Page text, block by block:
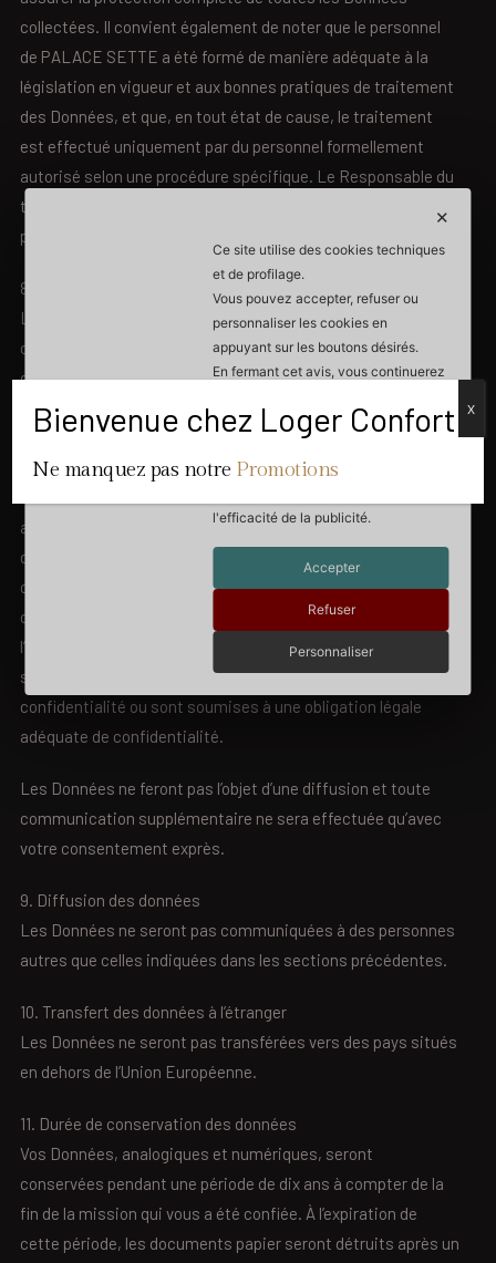
collectées. Il convient également de noter que le personnel
de PALACE SETTE a été formé de manière adéquate à la
législation en vigueur et aux bonnes pratiques de traitement
des Données, et que, en tout état de cause, le traitement
est effectué uniquement par du personnel formellement
autorisé selon une procédure spécifique. Le Responsable du
traitement ne procède à aucun profilage et sa politique ne
prévoit aucun processus décisionnel automatisé.
8. Communication des données
Les Données ne seront communiquées à des tiers que si
cela est nécessaire à la prestation du service ou imposé par
des obligations légales. En conséquence, les Données
pourront être communiquées à:
a. Sous-traitants externes et personnes habilitées
mentionnés au point 2;
accéder aux Données en vertu de lois ou d’autres
dispositions réglementaires;
c. Personnes autorisées par le Responsable du traitement
conformément à l’article 29 du Règlement, nécessaires à
l’exécution d’activités strictement liées à la prestation des
services demandés, et qui se sont engagées à respecter la
confidentialité ou sont soumises à une obligation légale
adéquate de confidentialité.
Les Données ne feront pas l’objet d’une diffusion et toute
communication supplémentaire ne sera effectuée qu’avec
votre consentement exprès.
9. Diffusion des données
Les Données ne seront pas communiquées à des personnes
autres que celles indiquées dans les sections précédentes.
10. Transfert des données à l’étranger
Les Données ne seront pas transférées vers des pays situés
en dehors de l’Union Européenne.
11. Durée de conservation des données
Vos Données, analogiques et numériques, seront
conservées pendant une période de dix ans à compter de la
fin de la mission qui vous a été confiée. À l’expiration de
cette période, les documents papier seront détruits après un
✕
Ce site utilise des cookies techniques
et de profilage.
Vous pouvez accepter, refuser ou
personnaliser les cookies en
appuyant sur les boutons désirés.
En fermant cet avis, vous continuerez
En acceptant, vous reconnaissez que
vos données personnelles peuvent
être collectées dans le but de
l'efficacité de la publicité.
Accepter
Refuser
Personnaliser
Bienvenue chez Loger Confort
Ne manquez pas notre Promotions
X